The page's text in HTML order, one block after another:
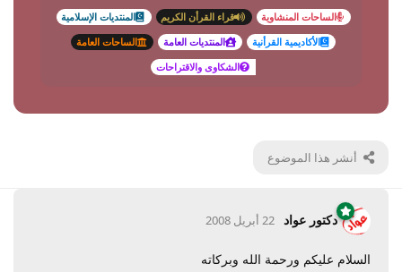
الساحات المنشاوية
قراء القرأن الكريم
المنتديات الإسلامية
الأكاديمية القرأنية
المنتديات العامة
الساحات العامة
الشكاوى والاقتراحات
أنشر هذا الموضوع
دكتور عواد 22 أبريل 2008
السلام عليكم ورحمة الله وبركاته